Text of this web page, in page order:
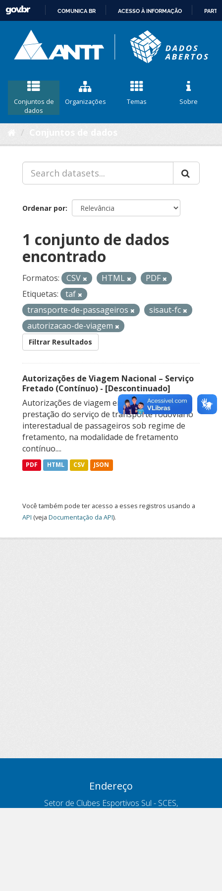
CONTEÚDO
COMUNICA BR ACESSO À INFORMAÇÃO
Conjuntos de
dados
Organizações Temas Sobre
Ordenar por
1 conjunto de dados
encontrado
Formatos: CSV HTML
PDF
Etiquetas:
taf
transporte-de-passageiros
sisaut-fc
autorizacao-de-viagem
Filtrar Resultados
Autorizações de Viagem Nacional – Serviço
Fretado (Contínuo) - [Descontinuado]
Autorizações de viagem emitidas para a
prestação do serviço de transporte rodoviário
interestadual de passageiros sob regime de
fretamento, na modalidade de fretamento
contínuo....
PDF HTML CSV JSON
Você também pode ter acesso a esses registros usando a
API (veja Documentação da API).
Endereço
Setor de Clubes Esportivos Sul - SCES,